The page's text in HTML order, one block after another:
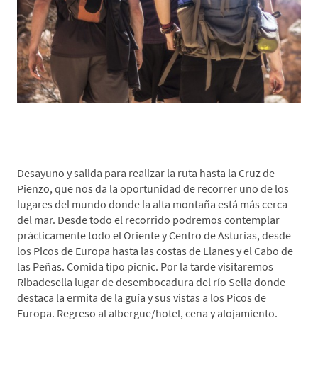
Desayuno y salida para realizar la ruta hasta la Cruz de
Pienzo, que nos da la oportunidad de recorrer uno de los
lugares del mundo donde la alta montaña está más cerca
del mar. Desde todo el recorrido podremos contemplar
prácticamente todo el Oriente y Centro de Asturias, desde
los Picos de Europa hasta las costas de Llanes y el Cabo de
las Peñas. Comida tipo picnic. Por la tarde visitaremos
Ribadesella lugar de desembocadura del río Sella donde
destaca la ermita de la guía y sus vistas a los Picos de
Europa. Regreso al albergue/hotel, cena y alojamiento.